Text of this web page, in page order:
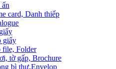
card, Danh thiếp
giấy
file, Folder
tờ gấp, Brochure
bì thư,Envelop